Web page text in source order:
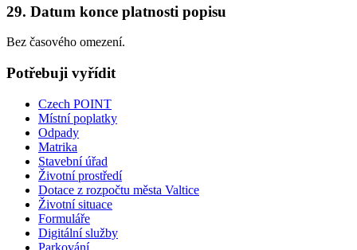
29. Datum konce platnosti popisu
Bez časového omezení.
Potřebuji vyřídit
Czech POINT
Místní poplatky
Odpady
Matrika
Stavební úřad
Životní prostředí
Dotace z rozpočtu města Valtice
Životní situace
Formuláře
Digitální služby
Parkování